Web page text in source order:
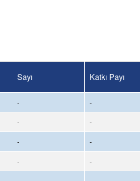
Sayı Katkı Payı
-
-
-
-
-
-
-
-